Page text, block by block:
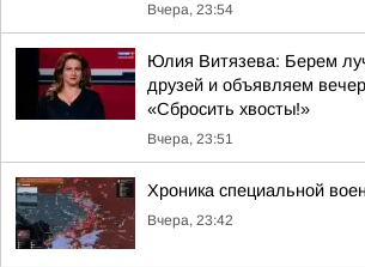
Вчера, 23:54
Юлия Витязева: Берем
друзей и объявляем
«Сбросить хвосты!»
Вчера, 23:51
Хроника специальной
Вчера, 23:42